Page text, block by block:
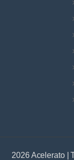
2026 Acelerato |